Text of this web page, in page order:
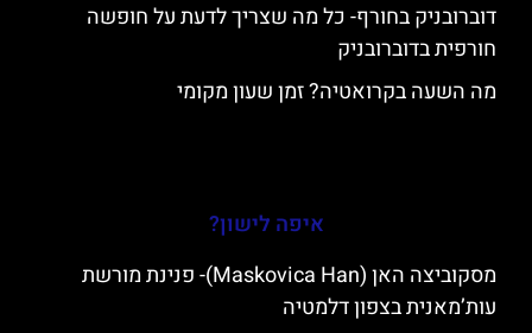
דוברובניק בחורף- כל מה שצריך לדעת על חופשה
חורפית בדוברובניק
מה השעה בקרואטיה? זמן שעון מקומי
איפה לישון?
מסקוביצה האן (Maskovica Han)- פנינת מורשת
עות’מאנית בצפון דלמטיה